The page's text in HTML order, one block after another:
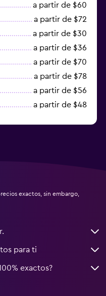
a partir de $60
a partir de $72
a partir de $30
a partir de $36
a partir de $70
a partir de $78
a partir de $56
a partir de $48
exactos, sin embargo,
para ti
exactos?